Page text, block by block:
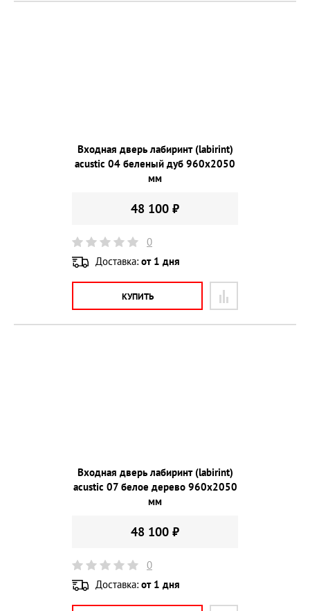
Входная дверь лабиринт (labirint)
acustic 04 беленый дуб 960х2050
мм
48 100 ₽
0
Доставка: от 1 дня
КУПИТЬ
Входная дверь лабиринт (labirint)
acustic 07 белое дерево 960х2050
мм
48 100 ₽
0
Доставка: от 1 дня